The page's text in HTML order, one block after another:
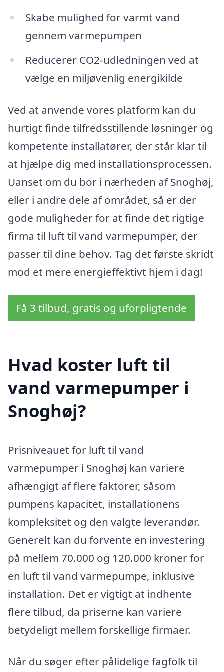
Skabe mulighed for varmt vand
gennem varmepumpen
Reducerer CO2-udledningen ved at
vælge en miljøvenlig energikilde
Ved at anvende vores platform kan du
hurtigt finde tilfredsstillende løsninger og
kompetente installatører, der står klar til
at hjælpe dig med installationsprocessen.
Uanset om du bor i nærheden af Snoghøj,
eller i andre dele af området, så er der
gode muligheder for at finde det rigtige
firma til luft til vand varmepumper, der
passer til dine behov. Tag det første skridt
mod et mere energieffektivt hjem i dag!
Få 3 tilbud, gratis og uforpligtende
Hvad koster luft til
vand varmepumper i
Snoghøj?
Prisniveauet for luft til vand
varmepumper i Snoghøj kan variere
afhængigt af flere faktorer, såsom
pumpens kapacitet, installationens
kompleksitet og den valgte leverandør.
Generelt kan du forvente en investering
på mellem 70.000 og 120.000 kroner for
en luft til vand varmepumpe, inklusive
installation. Det er vigtigt at indhente
flere tilbud, da priserne kan variere
betydeligt mellem forskellige firmaer.
Når du søger efter pålidelige fagfolk til